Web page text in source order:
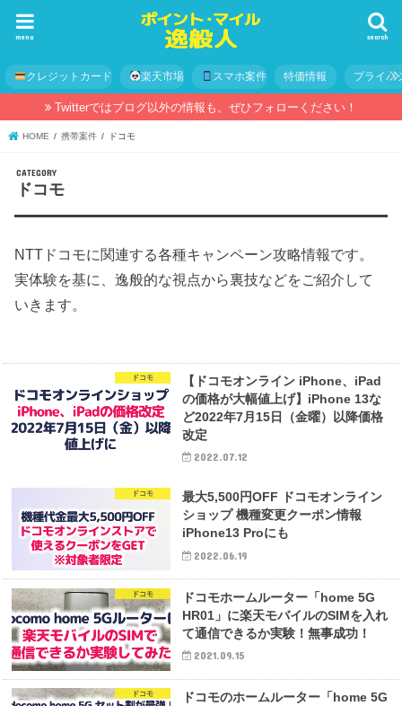
search
menu
クレジットカード 楽天市場 スマホ案件 特価情報 プライバ
Twitterではブログ以外の情報も。ぜひフォローください！
HOME 携帯案件 ドコモ
ドコモ
NTTドコモに関連する各種キャンペーン攻略情報です。
実体験を基に、逸般的な視点から裏技などをご紹介して
いきます。
ドコモ
【ドコモオンライン iPhone、iPad
の価格が大幅値上げ】iPhone 13な
ど2022年7月15日（金曜）以降価格
改定
2022.07.12
ドコモ
最大5,500円OFF ドコモオンライン
ショップ 機種変更クーポン情報
iPhone13 Proにも
2022.06.19
ドコモ
ドコモホームルーター「home 5G
HR01」に楽天モバイルのSIMを入れ
て通信できるか実験！無事成功！
2021.09.15
ドコモ
ドコモのホームルーター「home 5G